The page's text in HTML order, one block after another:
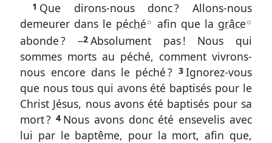
Soph.
Agg. Zach. Mal.
Nouveau Testament
Matt. Marc Luc Jean Act. Rom.
1 Cor.
2 Cor.
Gal. Éph. Phil. Col. 1 Thes.
2 Thes.
1 Tim.
2 Tim. Tite Phm. Héb. Jac.
1 Pi.
2 Pi.
1 Jean 2 Jean 3 Jean Jude Apoc.
1 Que dirons-nous donc ? Allons-nous
demeurer dans le péché A afin que la grâce A
abonde ? –2 Absolument pas ! Nous qui
sommes morts au péché, comment vivrons-
nous encore dans le péché ? 3 Ignorez-vous
que nous tous qui avons été baptisés pour le
Christ Jésus, nous avons été baptisés pour sa
mort ? 4 Nous avons donc été ensevelis avec
lui par le baptême, pour la mort, afin que,
à
14
mort
avec
Christ